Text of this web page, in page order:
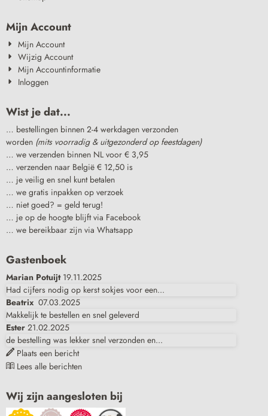
Mijn Account
Mijn Account
Wijzig Account
Mijn Accountinformatie
Inloggen
Wist je dat...
… bestellingen binnen 2-4 werkdagen verzonden
worden (mits voorradig & uitgezonderd op feestdagen)
… we verzenden binnen NL voor € 3,95
… verzenden naar België € 12,50 is
… je veilig en snel kunt betalen
… we gratis inpakken op verzoek
… niet goed? = geld terug!
… je op de hoogte blijft via Facebook
… we bereikbaar zijn via Whatsapp
Gastenboek
Marian Potuijt 19.11.2025
Had cijfers nodig op kerst sokjes voor een...
Beatrix 07.03.2025
Makkelijk te bestellen en snel geleverd
Ester 21.02.2025
de bestelling was lekker snel verzonden en...
Plaats een bericht
Lees alle berichten
Wij zijn aangesloten bij